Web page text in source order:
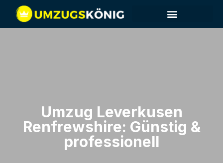
Umzug Leverkusen​
Renfrewshire: Günstig &
professionell​